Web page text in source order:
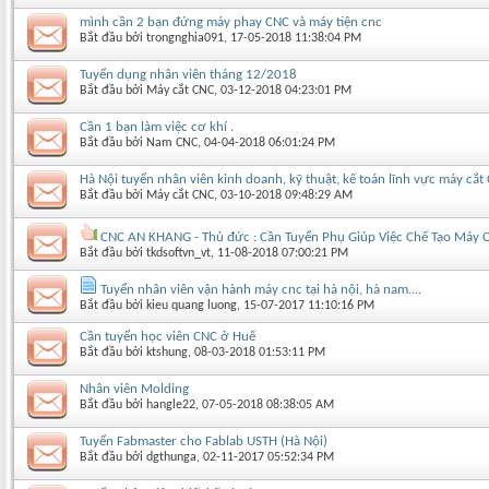
mình cần 2 bạn đứng máy phay CNC và máy tiện cnc
Bắt đầu bởi trongnghia091‎, 17-05-2018 11:38:04 PM
Tuyển dụng nhân viên tháng 12/2018
Bắt đầu bởi Máy cắt CNC‎, 03-12-2018 04:23:01 PM
Cần 1 bạn làm việc cơ khí .
Bắt đầu bởi Nam CNC‎, 04-04-2018 06:01:24 PM
Hà Nội tuyển nhân viên kinh doanh, kỹ thuật, kế toán lĩnh vực máy cắt
Bắt đầu bởi Máy cắt CNC‎, 03-10-2018 09:48:29 AM
CNC AN KHANG - Thủ đức : Cần Tuyển Phụ Giúp Việc Chế Tạo Máy
Bắt đầu bởi tkdsoftvn_vt‎, 11-08-2018 07:00:21 PM
Tuyển nhân viên vận hành máy cnc tại hà nội, hà nam....
Bắt đầu bởi kieu quang luong‎, 15-07-2017 11:10:16 PM
Cần tuyển học viên CNC ở Huế
Bắt đầu bởi ktshung‎, 08-03-2018 01:53:11 PM
Nhân viên Molding
Bắt đầu bởi hangle22‎, 07-05-2018 08:38:05 AM
Tuyển Fabmaster cho Fablab USTH (Hà Nội)
Bắt đầu bởi dgthunga‎, 02-11-2017 05:52:34 PM